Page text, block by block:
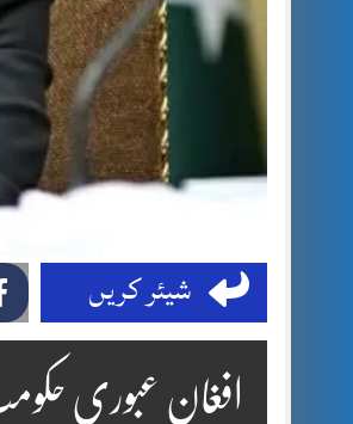
شیئر کریں
افغان عبوری